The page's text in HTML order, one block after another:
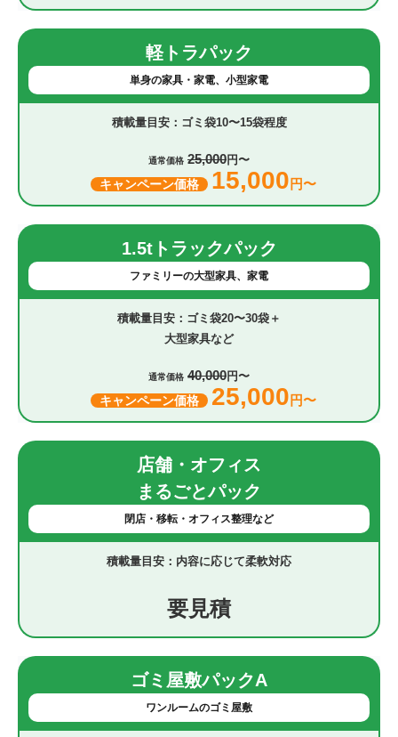
軽トラパック
単身の家具・家電、小型家電
ゴミ袋10〜15袋程度
通常価格 25,000円〜
キャンペーン価格 15,000 円〜
1.5tトラックパック
ファミリーの大型家具、家電
ゴミ袋20〜30袋＋
大型家具など
通常価格 40,000円〜
キャンペーン価格 25,000 円〜
店舗・オフィス
まるごとパック
閉店・移転・オフィス整理など
内容に応じて柔軟対応
要見積
ゴミ屋敷パックA
ワンルームのゴミ屋敷